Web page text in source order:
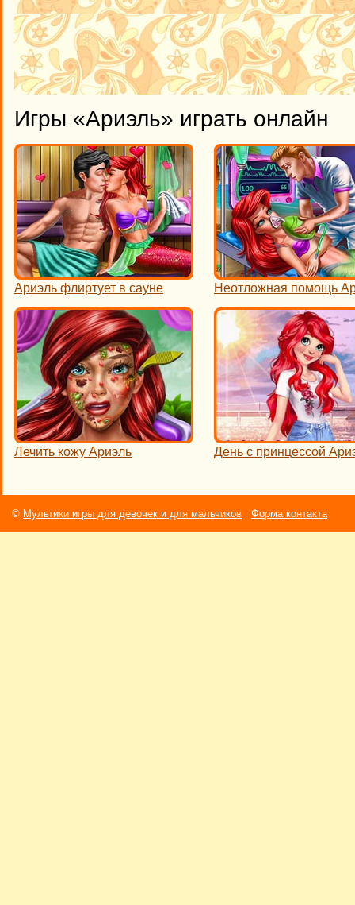
Игры «Ариэль» играть онлайн
Ариэль флиртует в сауне Неотложная помощь
Лечить кожу Ариэль День с принцессой
© Мультики игры для девочек и для мальчиков Форма контакта